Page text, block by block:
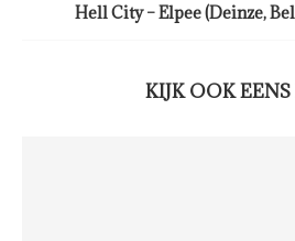
Hell City – Elpee (Deinze,
KIJK OOK